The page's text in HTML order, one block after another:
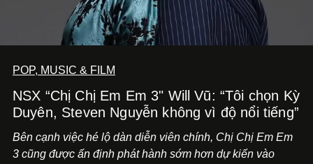
POP, MUSIC & FILM
NSX “Chị Chị Em Em 3" Will Vũ: “Tôi chọn Kỳ
Duyên, Steven Nguyễn không vì độ nổi tiếng”
Bên cạnh việc hé lộ dàn diễn viên chính, Chị Chị Em Em
3 cũng được ấn định phát hành sớm hơn dự kiến vào